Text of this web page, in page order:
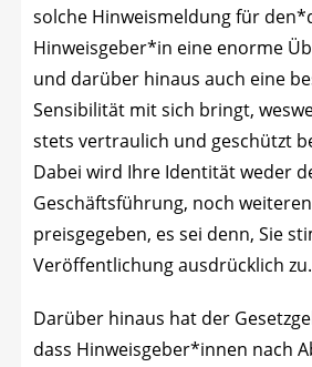
sol­che Hin­weis­mel­dung für
Hinweisgeber*in eine enor­me
und dar­über hin­aus auch eine
Sen­si­bi­li­tät mit sich bringt,
stets ver­trau­lich und geschützt
Dabei wird Ihre Iden­ti­tät weder
Geschäfts­füh­rung, noch
preis­ge­ge­ben, es sei denn, Sie
Ver­öf­fent­li­chung aus­drück­lich zu.
Dar­über hin­aus hat der
dass Hinweisgeber*innen nach